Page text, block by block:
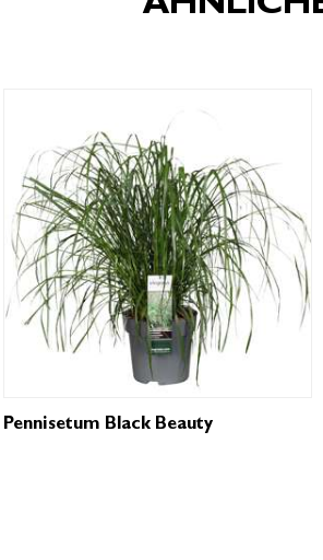
Pennisetum Black Beauty